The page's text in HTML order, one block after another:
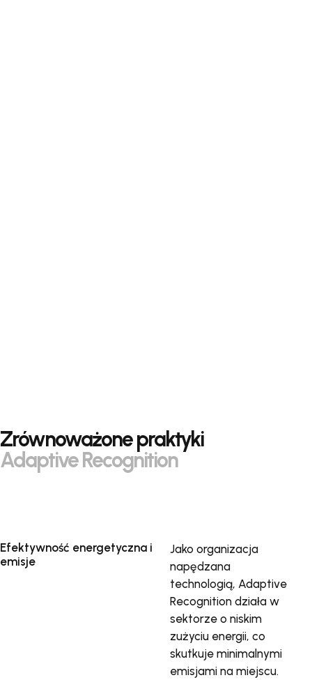
Zrównoważone praktyki
Adaptive Recognition
Efektywność energetyczna i
emisje
Jako organizacja
napędzana
technologią, Adaptive
Recognition działa w
sektorze o niskim
zużyciu energii, co
skutkuje minimalnymi
emisjami na miejscu.